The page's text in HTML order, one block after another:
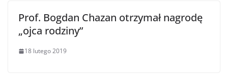
Prof. Bogdan Chazan otrzymał nagrodę
„ojca rodziny”
18 lutego 2019